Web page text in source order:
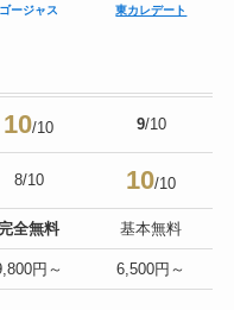
ゴージャス 東カレデート
10/10 9/10
8/10 10/10
全無料 基本無料
円～ 6,500円～